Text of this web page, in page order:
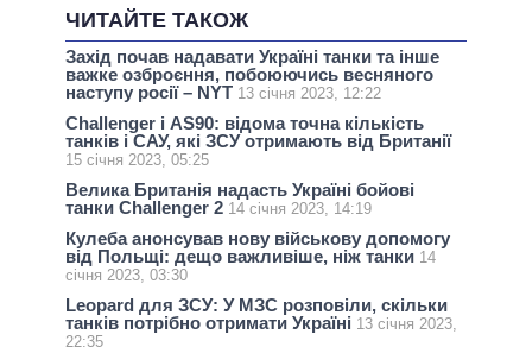
ЧИТАЙТЕ ТАКОЖ
Захід почав надавати Україні танки та інше
важке озброєння, побоюючись весняного
наступу росії – NYT 13 січня 2023, 12:22
Challenger і AS90: відома точна кількість
танків і САУ, які ЗСУ отримають від Британії
15 січня 2023, 05:25
Велика Британія надасть Україні бойові
танки Challenger 2 14 січня 2023, 14:19
Кулеба анонсував нову військову допомогу
від Польщі: дещо важливіше, ніж танки 14
січня 2023, 03:30
Leopard для ЗСУ: У МЗС розповіли, скільки
танків потрібно отримати Україні 13 січня 2023,
22:35